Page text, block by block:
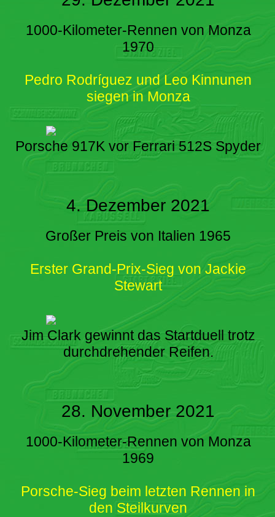
1000-Kilometer-Rennen von Monza
1970
Pedro Rodríguez und Leo Kinnunen
siegen in Monza
Porsche 917K vor Ferrari 512S Spyder
4. Dezember 2021
Großer Preis von Italien 1965
Erster Grand-Prix-Sieg von Jackie
Stewart
Jim Clark gewinnt das Startduell trotz
durchdrehender Reifen.
28. November 2021
1000-Kilometer-Rennen von Monza
1969
Porsche-Sieg beim letzten Rennen in
den Steilkurven